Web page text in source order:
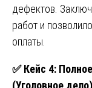
дефектов.
работ и
оплаты.
✅Кейс 4:
(Уголовное